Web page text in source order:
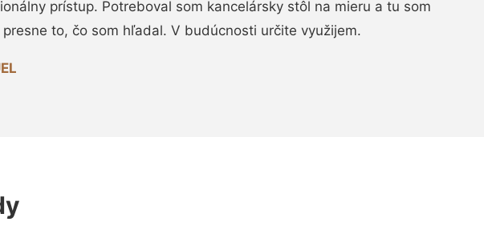
prístup. Potreboval som kancelársky stôl na mieru a tu som
to, čo som hľadal. V budúcnosti určite využijem.